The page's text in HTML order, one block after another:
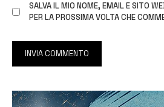
SALVA IL MIO NOME, EMAIL E SITO
PER LA PROSSIMA VOLTA CHE